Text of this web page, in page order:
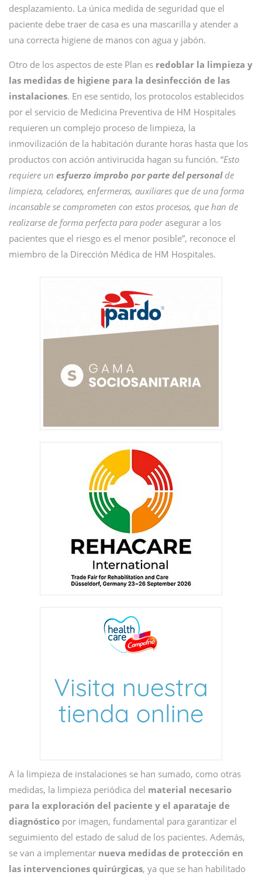
desplazamiento. La única medida de seguridad que el
paciente debe traer de casa es una mascarilla y atender a
una correcta higiene de manos con agua y jabón.
Otro de los aspectos de este Plan es redoblar la limpieza y
las medidas de higiene para la desinfección de las
instalaciones. En ese sentido, los protocolos establecidos
por el servicio de Medicina Preventiva de HM Hospitales
requieren un complejo proceso de limpieza, la
inmovilización de la habitación durante horas hasta que los
productos con acción antivirucida hagan su función. “Esto
requiere un esfuerzo ímprobo por parte del personalde
limpieza, celadores, enfermeras, auxiliares que de una forma
incansable se comprometen con estos procesos, que han de
realizarse de forma perfecta para poderasegurar a los
pacientes que el riesgo es el menor posible”, reconoce el
miembro de la Dirección Médica de HM Hospitales.
A la limpieza de instalaciones se han sumado, como otras
medidas, la limpieza periódica del material necesario
para la exploración del paciente y el aparataje de
diagnóstico por imagen, fundamental para garantizar el
seguimiento del estado de salud de los pacientes. Además,
se van a implementar nueva medidas de protección en
las intervenciones quirúrgicas, ya que se han habilitado